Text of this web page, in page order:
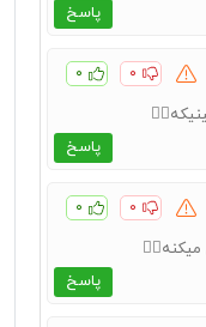
پاسخ
۰ ۰
پاسخ
۰ ۰
پاسخ